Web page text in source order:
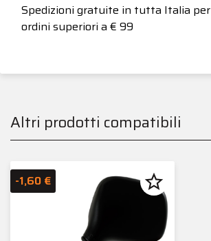
Spedizioni gratuite in tutta Italia per
ordini superiori a € 99
Altri prodotti compatibili
-1,60 € star_border